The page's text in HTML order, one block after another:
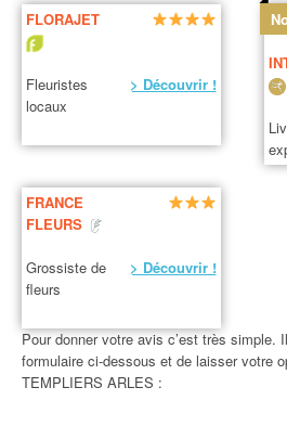
FLORAJET
Fleuristes
locaux
> Découvrir !
FRANCE
FLEURS
Grossiste de
fleurs
> Découvrir !
Pour donner votre avis c’est très simple.
formulaire ci-dessous et de laisser votre
TEMPLIERS ARLES :